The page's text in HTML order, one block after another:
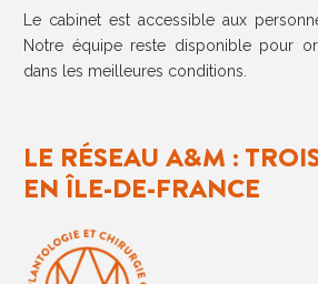
Le cabinet est accessible aux
Notre équipe reste disponible pour
dans les meilleures conditions.
LE RÉSEAU A&M :
EN ÎLE-DE-FRANCE